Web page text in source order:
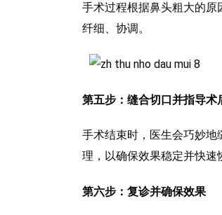
手术过程根据鼻头粗大的
纤细、协调。
第五步：缝合切口并指导术
手术结束时，医生会巧妙
理，以确保效果稳定并快速
第六步：复诊并确保效果